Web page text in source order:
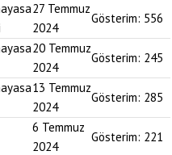
27 Temmuz
2024
Gösterim: 556
20 Temmuz
2024
Gösterim: 245
13 Temmuz
2024
Gösterim: 285
6 Temmuz
2024
Gösterim: 221